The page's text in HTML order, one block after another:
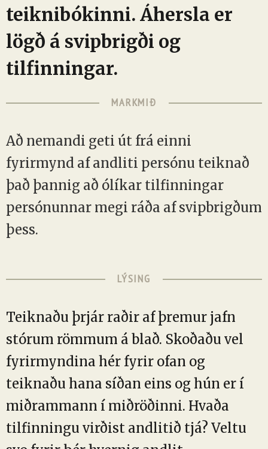
teiknibókinni. Áhersla er
lögð á svipbrigði og
tilfinningar.
MARKMIÐ
Að nemandi geti út frá einni
fyrirmynd af andliti persónu teiknað
það þannig að ólíkar tilfinningar
persónunnar megi ráða af svipbrigðum
þess.
LÝSING
Teiknaðu þrjár raðir af þremur jafn
stórum römmum á blað. Skoðaðu vel
fyrirmyndina hér fyrir ofan og
teiknaðu hana síðan eins og hún er í
miðrammann í miðröðinni. Hvaða
tilfinningu virðist andlitið tjá? Veltu